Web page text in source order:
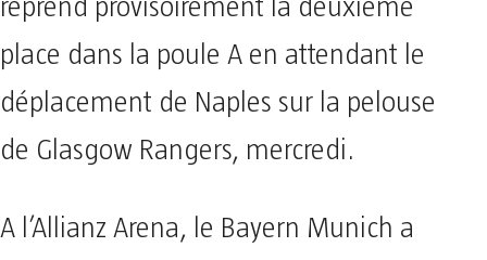
reprend provisoirement la deuxième
place dans la poule A en attendant le
déplacement de Naples sur la pelouse
de Glasgow Rangers, mercredi.
A l’Allianz Arena, le Bayern Munich a